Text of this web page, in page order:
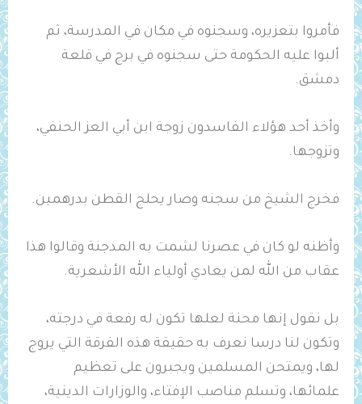
فأمروا بتعزيره، وسجنوه في مكان في المدرسة، ثم
ألبوا عليه الحكومة حتى سجنوه في برج في قلعة
دمشق.
وأخذ أحد هؤلاء الفاسدون زوجة ابن أبي العز الحنفي،
وتزوجها.
فخرج الشيخ من سجنه وصار يحلج القطن بدرهمين.
وأظنه لو كان في عصرنا لشمت به المدجنة وقالوا هذا
عقاب من الله لمن يعادي أولياء الله الأشعرية.
بل نقول إنها محنة لعلها تكون له رفعة في درجته،
وتكون لنا درسا نعرف به حقيقة هذه الفرقة التي يروج
لها، ويمتحن المسلمين ويجبرون على تعظيم
علمائها، وتسلم مناصب الإفتاء، والوزارات الدينية،